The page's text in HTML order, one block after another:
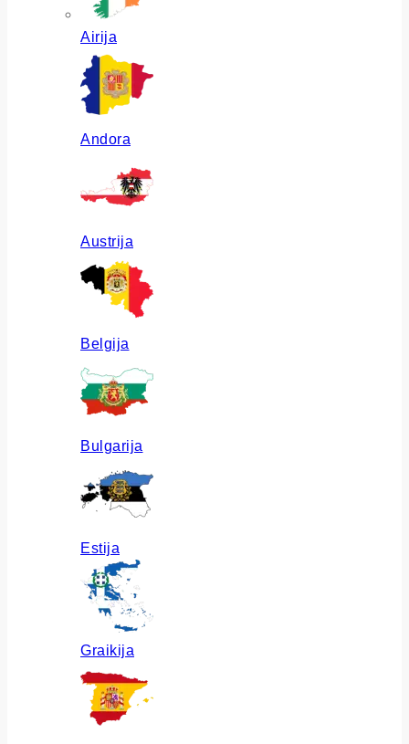
Airija
Andora
Austrija
Belgija
Bulgarija
Estija
Graikija